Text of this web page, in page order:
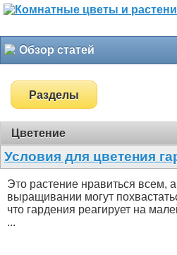
Обзор статей
Разделы
Цветение
Условия для цветения
Это растение нравиться всем,
выращивании могут
что гардения реагирует на
...